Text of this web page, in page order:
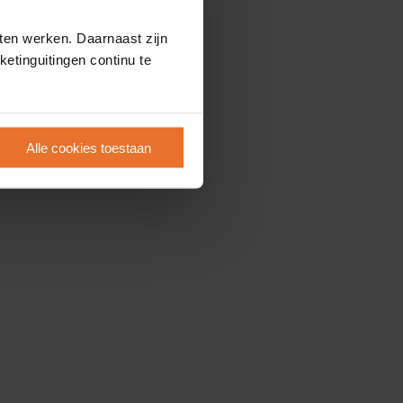
werken. Daarnaast zijn
continu te
Alle cookies toestaan